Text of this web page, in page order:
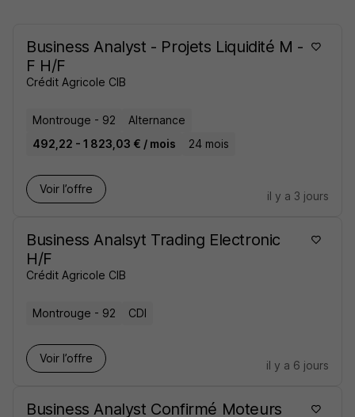
Business Analyst - Projets Liquidité M -
F H/F
Crédit Agricole CIB
Montrouge - 92
Alternance
492,22 - 1 823,03 € / mois
24 mois
Voir l’offre
il y a 3 jours
Business Analsyt Trading Electronic
H/F
Crédit Agricole CIB
Montrouge - 92 CDI
Voir l’offre
il y a 6 jours
Business Analyst Confirmé Moteurs